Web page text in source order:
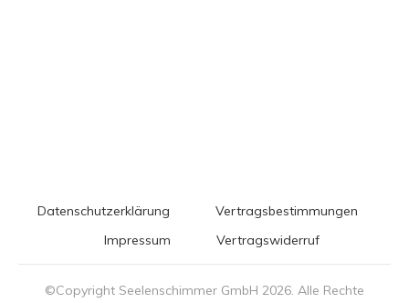
Datenschutzerklärung
Vertragsbestimmungen
Impressum
Vertragswiderruf
©Copyright Seelenschimmer GmbH 2026. Alle Rechte